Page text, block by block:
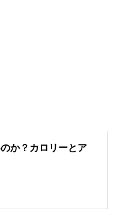
か？カロリーとア